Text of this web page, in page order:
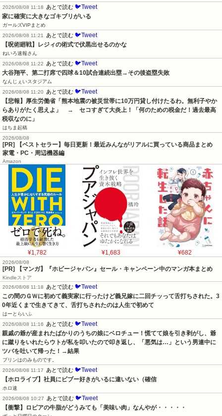
2026/08/08 11:18
あとで読む 🐦Tweet
家に確実に大きなゴキブリがいる
ガールズVIPまとめ
2026/08/08 11:21
あとで読む 🐦Tweet
【呪術廻戦】レジィの術式で伏黒出せるのかな
ねいろ速報さん
2026/08/08 11:22
あとで読む 🐦Tweet
大谷翔平、第二打席で四球＆10試合連続出塁→その後盗塁失敗
なんじぇいスタジアム
2026/08/08 11:20
あとで読む 🐦Tweet
【悲報】厚生労働省「熊本地震の被災世帯に10万円貸し付けたるわ。無利子やか
らありがたく思えよ」　→　セコすぎて大炎上！「何のための税金だ！過去最高
税収なのに」
はちま起稿
2026/08/08
[PR] 【ベストセラー】毎日更新！最近みんながリアルに買っている商品まとめ
家電・PC・周辺機器編
Amazon
¥1,782 ¥1,683 ¥682
2026/08/08
[PR] 【マンガ】『ホビージャパン』セール・キャンペーン中のマンガ本まとめ
Kindleストア
2026/08/08 11:18
あとで読む 🐦Tweet
この間のＧＷに初めて義実家に行ったけど義兄嫁に二回チッって舌打ちされた。3
0年近くまで生きてきて、舌打ちされたのは人生で初めて
はーとらいふ
2026/08/08 11:16
あとで読む 🐦Tweet
親戚の爺が産まれたばかりのうちの娘にベロチュー！慌てて娘を引き剥がし、爺
に蹴りをいれたらウトが私を叩いたので叩き返し、「悪気は…」という男連中に
ツバを吐いて帰った！→結果
プリンはのみものです。
2026/08/08 11:17
あとで読む 🐦Tweet
【ホロライブ】社員にビブー好きがいるに違いない（確信
ホロ速
2026/08/08 10:27
あとで読む 🐦Tweet
【衝撃】ロピアの牛脂がどうみても「美味い肉」なんやが・・・・・